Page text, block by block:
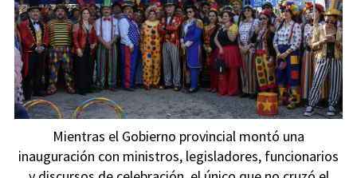
Mientras el Gobierno provincial montó una
inauguración con ministros, legisladores, funcionarios